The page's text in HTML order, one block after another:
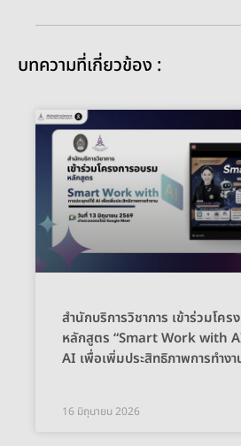
บทความที่เกี่ยวข้อง :
สำนักบริการวิชาการ เข้าร่วมโคร
หลักสูตร “Smart Work with
AI เพื่อเพิ่มประสิทธิภาพการทำงา
16 มิถุนายน 2026